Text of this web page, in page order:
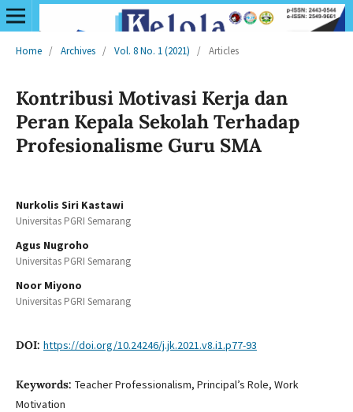
Home / Archives / Vol. 8 No. 1 (2021) / Articles
Kontribusi Motivasi Kerja dan
Peran Kepala Sekolah Terhadap
Profesionalisme Guru SMA
Nurkolis Siri Kastawi
Universitas PGRI Semarang
Agus Nugroho
Universitas PGRI Semarang
Noor Miyono
Universitas PGRI Semarang
DOI: https://doi.org/10.24246/j.jk.2021.v8.i1.p77-93
Keywords: Teacher Professionalism, Principal’s Role, Work
Motivation